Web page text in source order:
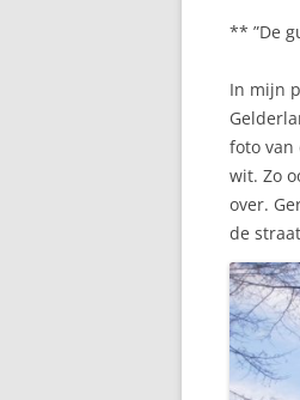
** ”De
In mijn
foto van
wit. Zo
over.
de